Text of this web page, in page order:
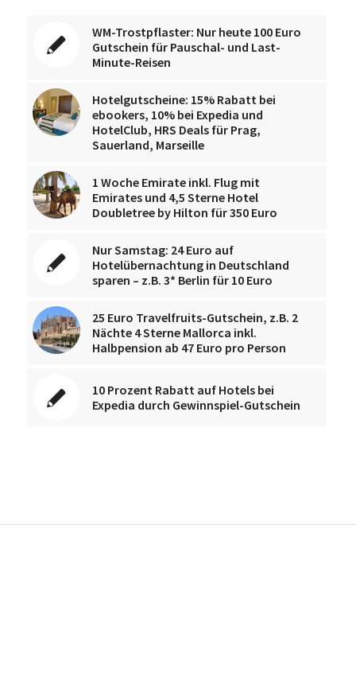
WM-Trostpflaster: Nur heute 100 Euro
Gutschein für Pauschal- und Last-
Minute-Reisen
Hotelgutscheine: 15% Rabatt bei
ebookers, 10% bei Expedia und
HotelClub, HRS Deals für Prag,
Sauerland, Marseille
1 Woche Emirate inkl. Flug mit
Emirates und 4,5 Sterne Hotel
Doubletree by Hilton für 350 Euro
Nur Samstag: 24 Euro auf
Hotelübernachtung in Deutschland
sparen – z.B. 3* Berlin für 10 Euro
25 Euro Travelfruits-Gutschein, z.B. 2
Nächte 4 Sterne Mallorca inkl.
Halbpension ab 47 Euro pro Person
10 Prozent Rabatt auf Hotels bei
Expedia durch Gewinnspiel-Gutschein